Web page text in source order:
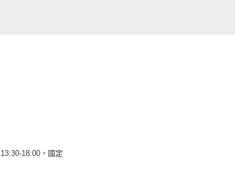
18:00，國定